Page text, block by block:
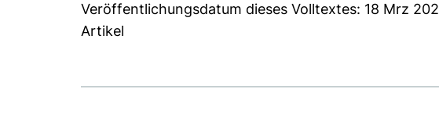
Veröffentlichungsdatum dieses Volltextes: 18 Mrz
Artikel